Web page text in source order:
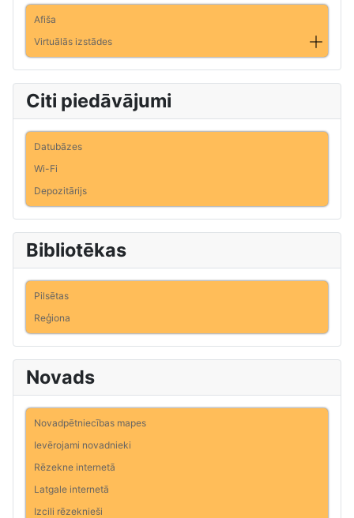
Afiša
Virtuālās izstādes
Citi piedāvājumi
Datubāzes
Wi-Fi
Depozitārijs
Bibliotēkas
Pilsētas
Reģiona
Novads
Novadpētniecības mapes
Ievērojami novadnieki
Rēzekne internetā
Latgale internetā
Izcili rēzeknieši